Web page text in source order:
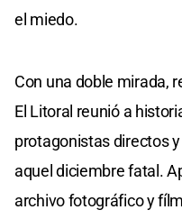
el miedo.
Con una doble mirada,
El Litoral reunió a
protagonistas directos
aquel diciembre fatal.
archivo fotográfico y